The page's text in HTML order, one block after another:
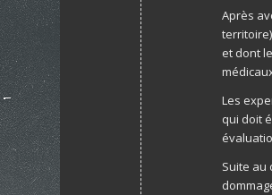
Après
et dont
Les
qui doit
Suite au